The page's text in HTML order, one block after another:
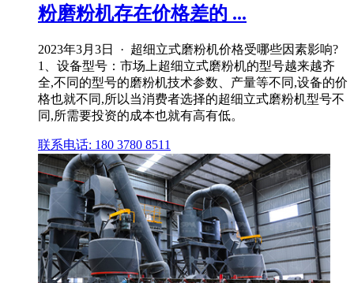
粉磨粉机存在价格差的 ...
2023年3月3日 · 超细立式磨粉机价格受哪些因素影响?
1、设备型号：市场上超细立式磨粉机的型号越来越齐
全,不同的型号的磨粉机技术参数、产量等不同,设备的价
格也就不同,所以当消费者选择的超细立式磨粉机型号不
同,所需要投资的成本也就有高有低。
联系电话: 180 3780 8511